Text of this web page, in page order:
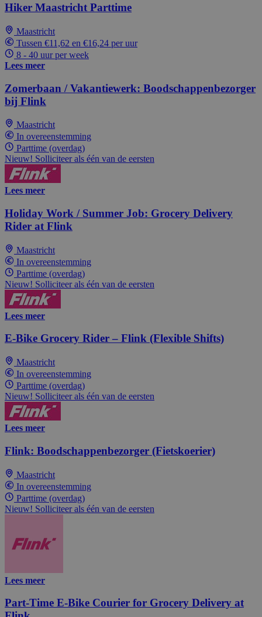
Hiker Maastricht Parttime
Maastricht
Tussen €11,62 en €16,24 per uur
8 - 40 uur per week
Lees meer
Zomerbaan / Vakantiewerk: Boodschappenbezorger
bij Flink
Maastricht
In overeenstemming
Parttime (overdag)
Nieuw! Solliciteer als één van de eersten
Lees meer
Holiday Work / Summer Job: Grocery Delivery
Rider at Flink
Maastricht
In overeenstemming
Parttime (overdag)
Nieuw! Solliciteer als één van de eersten
Lees meer
E-Bike Grocery Rider – Flink (Flexible Shifts)
Maastricht
In overeenstemming
Parttime (overdag)
Nieuw! Solliciteer als één van de eersten
Lees meer
Flink: Boodschappenbezorger (Fietskoerier)
Maastricht
In overeenstemming
Parttime (overdag)
Nieuw! Solliciteer als één van de eersten
Lees meer
Part-Time E-Bike Courier for Grocery Delivery at